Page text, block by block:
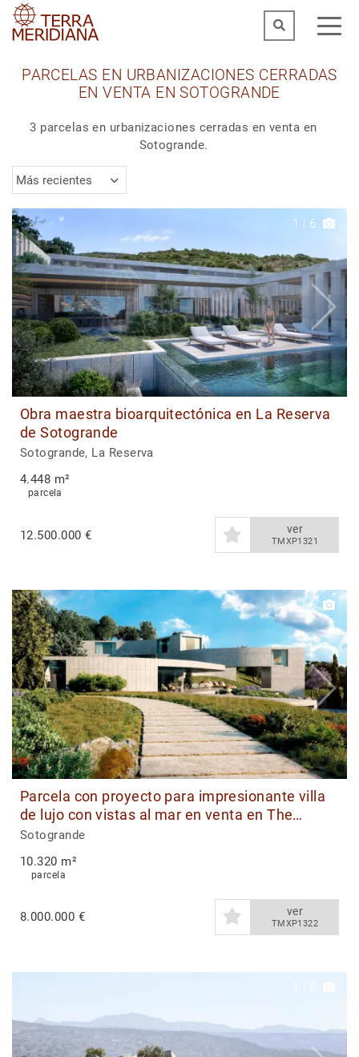
PARCELAS EN URBANIZACIONES CERRADAS
EN VENTA EN SOTOGRANDE
3 parcelas en urbanizaciones cerradas en venta en
Sotogrande.
Más recientes
1 | 6
Obra maestra bioarquitectónica en La Reserva
de Sotogrande
Sotogrande, La Reserva
4.448 m²
parcela
12.500.000 € ver
TMXP1321
1|6
Parcela con proyecto para impresionante villa
de lujo con vistas al mar en venta en The
Seven, Reserva de Sotogrande
Sotogrande
10.320 m²
parcela
8.000.000 € ver
TMXP1322
6